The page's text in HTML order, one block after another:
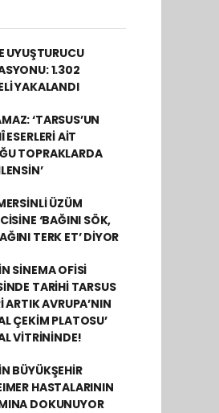
UYUŞTURUCU
1.302
YAKALANDI
‘TARSUS’UN
ESERLERİ AİT
TOPRAKLARDA
ÜZÜM
‘BAĞINI SÖK,
TERK ET’ DİYOR
SİNEMA OFİSİ
TARİHİ TARSUS
ARTIK AVRUPA’NIN
ÇEKİM PLATOSU’
VİTRİNİNDE!
BÜYÜKŞEHİR
HASTALARININ
DOKUNUYOR